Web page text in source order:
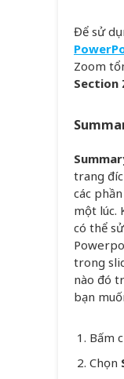
Để sử
Zoom
Section
trang
các
một lúc.
có thể
trong
nào đó
bạn
Bấm
Chọn